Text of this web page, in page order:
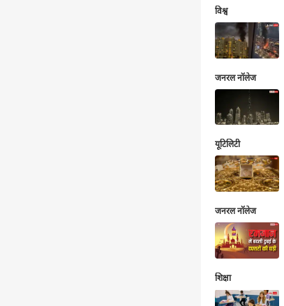
विश्व
जनरल नॉलेज
यूटिलिटी
जनरल नॉलेज
शिक्षा